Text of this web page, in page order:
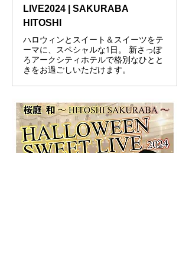
LIVE2024 | SAKURABA
HITOSHI
ハロウィンとスイート＆スイーツをテ
ーマに、スペシャルな1日。 新さっぽ
ろアークシティホテルで格別なひとと
きをお過ごしいただけます。